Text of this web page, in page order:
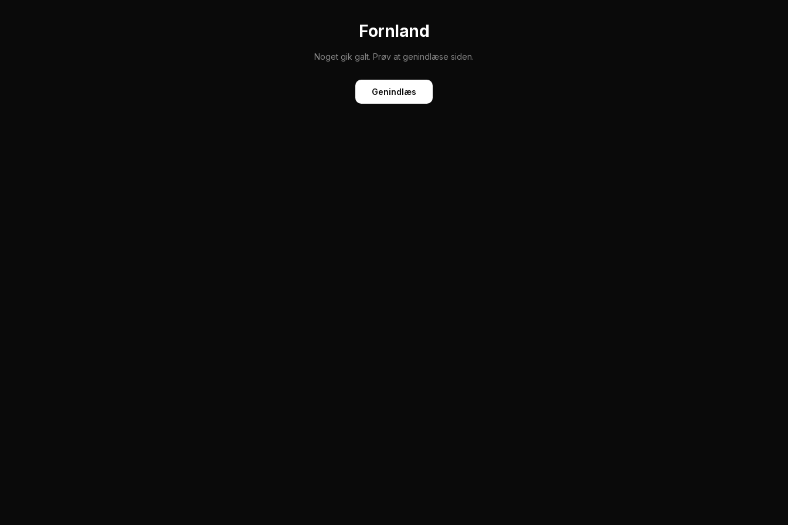
Fornland
Noget gik galt. Prøv at genindlæse siden.
Genindlæs